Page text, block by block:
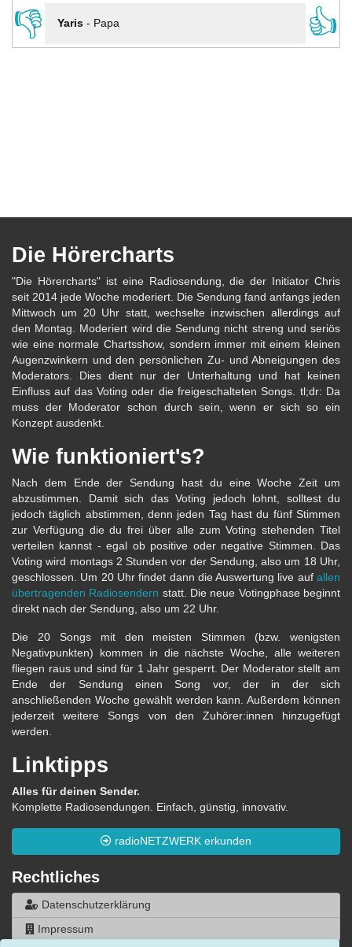
👎
Yaris- Papa 👍
Die Hörercharts
"Die Hörercharts" ist eine Radiosendung, die der Initiator Chris
seit 2014 jede Woche moderiert. Die Sendung fand anfangs jeden
Mittwoch um 20 Uhr statt, wechselte inzwischen allerdings auf
den Montag. Moderiert wird die Sendung nicht streng und seriös
wie eine normale Chartsshow, sondern immer mit einem kleinen
Augenzwinkern und den persönlichen Zu- und Abneigungen des
Moderators. Dies dient nur der Unterhaltung und hat keinen
Einfluss auf das Voting oder die freigeschalteten Songs. tl;dr: Da
muss der Moderator schon durch sein, wenn er sich so ein
Konzept ausdenkt.
Wie funktioniert's?
Nach dem Ende der Sendung hast du eine Woche Zeit um
abzustimmen. Damit sich das Voting jedoch lohnt, solltest du
jedoch täglich abstimmen, denn jeden Tag hast du fünf Stimmen
zur Verfügung die du frei über alle zum Voting stehenden Titel
verteilen kannst - egal ob positive oder negative Stimmen. Das
Voting wird montags 2 Stunden vor der Sendung, also um 18 Uhr,
geschlossen. Um 20 Uhr findet dann die Auswertung live auf allen
übertragenden Radiosendern statt. Die neue Votingphase beginnt
direkt nach der Sendung, also um 22 Uhr.
Die 20 Songs mit den meisten Stimmen (bzw. wenigsten
Negativpunkten) kommen in die nächste Woche, alle weiteren
fliegen raus und sind für 1 Jahr gesperrt. Der Moderator stellt am
Ende der Sendung einen Song vor, der in der sich
anschließenden Woche gewählt werden kann. Außerdem können
jederzeit weitere Songs von den Zuhörer:innen hinzugefügt
werden.
Linktipps
Alles für deinen Sender.
Komplette Radiosendungen. Einfach, günstig, innovativ.
radioNETZWERK erkunden
Rechtliches
Datenschutzerklärung
Impressum